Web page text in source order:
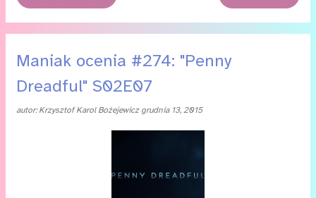
przyglądamy się działaniom Calibana, który desperacko próbuje
zjednać sobie Lily; jesteśmy szokowani decyzją Doriana Greya
i wreszcie zmagamy się ze sprzecznymi uczuciami wobec
inspektora Ruska (bo z jednej strony taki sympatyczny, a z
drugiej taki niecny), który powiązuje (taki on mądry!) Ethana
Maniak ocenia #274: "Penny
Dreadful" S02E07
autor:Krzysztof Karol Bożejewicz grudnia 13, 2015